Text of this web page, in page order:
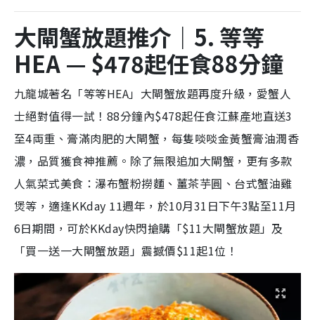
大閘蟹放題推介｜5. 等等
HEA — $478起任食88分鐘
九龍城著名「等等HEA」大閘蟹放題再度升級，愛蟹人
士絕對值得一試！88分鐘內$478起任食江蘇產地直送3
至4両重、膏滿肉肥的大閘蟹，每隻啖啖金黃蟹膏油潤香
濃，品質獲食神推薦。除了無限追加大閘蟹，更有多款
人氣菜式美食：瀑布蟹粉撈麵、薑茶芋圓、台式蟹油雞
煲等，適逢KKday 11週年，於10月31日下午3點至11月
6日期間，可於KKday快閃搶購「$11大閘蟹放題」及
「買一送一大閘蟹放題」震撼價$11起1位！